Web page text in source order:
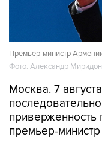
Премьер-министр
Фото: Александр
Москва. 7
премьер-